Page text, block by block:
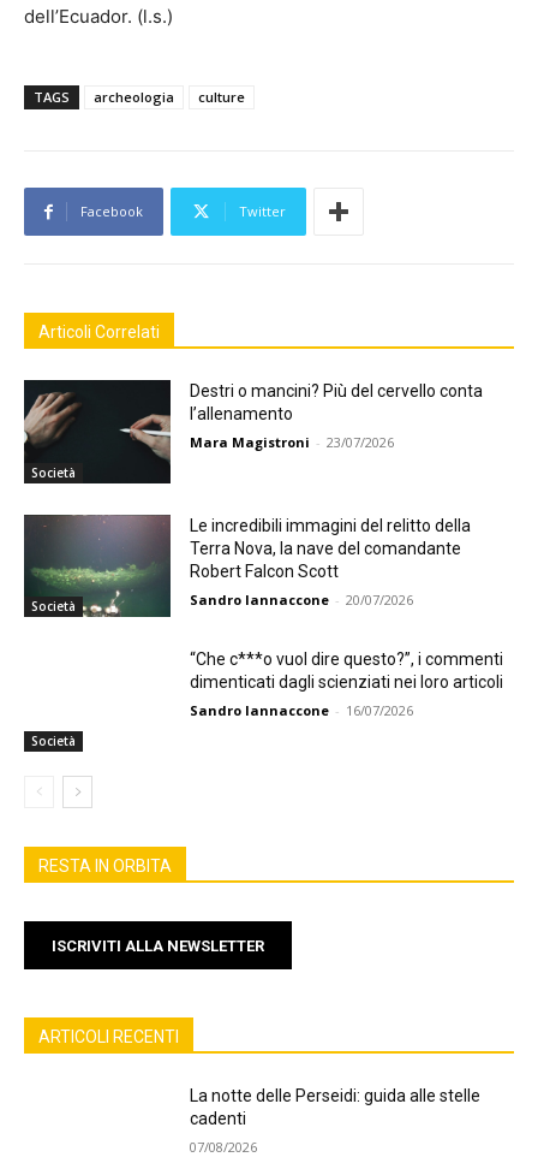
dell’Ecuador. (l.s.)
TAGS archeologia culture
Facebook Twitter
Articoli Correlati
Società
Destri o mancini? Più del cervello conta
l’allenamento
Mara Magistroni - 23/07/2026
Società
Le incredibili immagini del relitto della
Terra Nova, la nave del comandante
Robert Falcon Scott
Sandro Iannaccone - 20/07/2026
Società
“Che c***o vuol dire questo?”, i commenti
dimenticati dagli scienziati nei loro articoli
Sandro Iannaccone - 16/07/2026
RESTA IN ORBITA
ISCRIVITI ALLA NEWSLETTER
ARTICOLI RECENTI
La notte delle Perseidi: guida alle stelle
cadenti
07/08/2026